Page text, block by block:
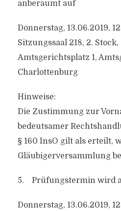
anberaumt auf
Donnerstag, 13.06.2019,
Sitzungssaal 218, 2.
Amtsgerichtsplatz 1,
Charlottenburg
Hinweise:
Die Zustimmung zur
bedeutsamer
§ 160 InsO gilt als erteilt,
Gläubigerversammlung
5. Prüfungstermin wird
Donnerstag, 13.06.2019,